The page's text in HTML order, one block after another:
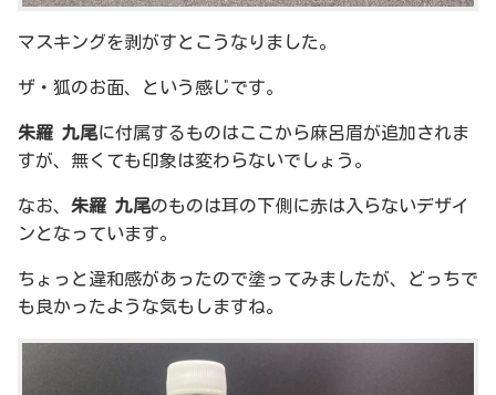
マスキングを剥がすとこうなりました。
ザ・狐のお面、という感じです。
朱羅 九尾に付属するものはここから麻呂眉が追加されま
すが、無くても印象は変わらないでしょう。
なお、 朱羅 九尾のものは耳の下側に赤は入らないデザイ
ンとなっています。
ちょっと違和感があったので塗ってみましたが、どっちで
も良かったような気もしますね。